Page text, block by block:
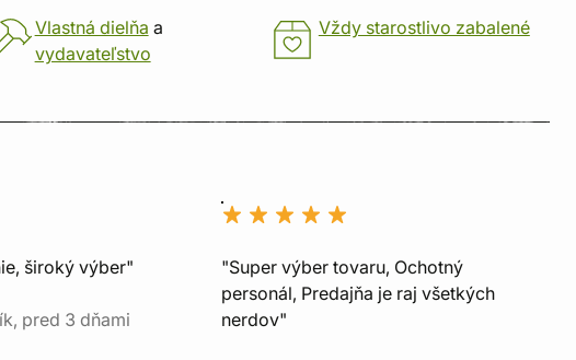
Vlastná dielňa a
vydavateľstvo
Vždy starostlivo zabalené
široký výber"
pred 3 dňami
"Super výber tovaru, Ochotný
personál, Predajňa je raj všetkých
nerdov"